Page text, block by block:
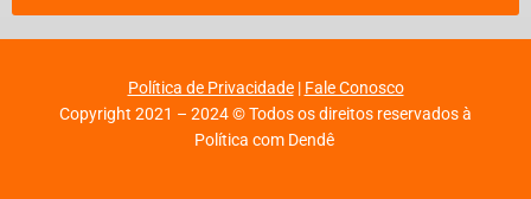
Política de Privacidade| Fale Conosco
Copyright 2021 – 2024 © Todos os direitos reservados à
Política com Dendê